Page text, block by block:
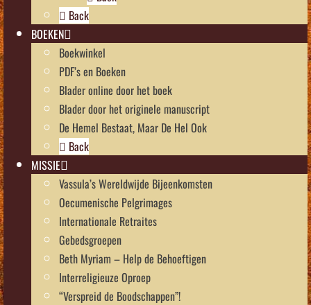
Back
BOEKEN
Boekwinkel
PDF’s en Boeken
Blader online door het boek
Blader door het originele manuscript
De Hemel Bestaat, Maar De Hel Ook
Back
MISSIE
Vassula’s Wereldwijde Bijeenkomsten
Oecumenische Pelgrimages
Internationale Retraites
Gebedsgroepen
Beth Myriam – Help de Behoeftigen
Interreligieuze Oproep
“Verspreid de Boodschappen”!